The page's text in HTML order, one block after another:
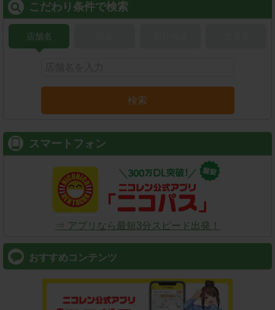
こだわり条件で検索
店舗名
検索
スマートフォン
⇒ アプリなら最短3分スピード出発！
おすすめコンテンツ